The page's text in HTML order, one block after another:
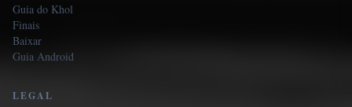
Guia do Khol
Finais
Baixar
Guia Android
LEGAL